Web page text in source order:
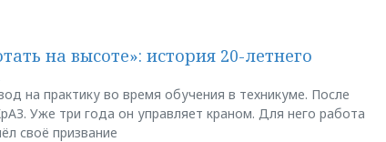
на высоте»: история 20-летнего
на практику во время обучения в техникуме. После
Уже три года он управляет краном. Для него работа
своё призвание